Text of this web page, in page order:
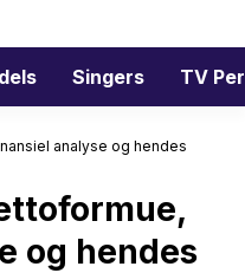
Singers TV
analyse og hendes
og hendes